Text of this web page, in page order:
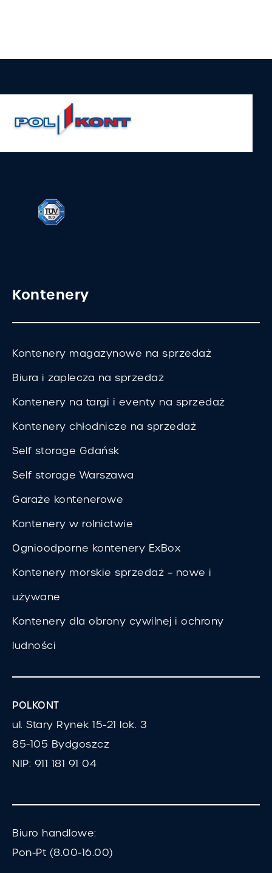
Kontenery
Kontenery magazynowe na sprzedaż
Biura i zaplecza na sprzedaż
Kontenery na targi i eventy na sprzedaż
Kontenery chłodnicze na sprzedaż
Self storage Gdańsk
Self storage Warszawa
Garaże kontenerowe
Kontenery w rolnictwie
Ognioodporne kontenery ExBox
Kontenery morskie sprzedaż – nowe i
używane
Kontenery dla obrony cywilnej i ochrony
ludności
POLKONT
ul. Stary Rynek 15-21 lok. 3
85-105 Bydgoszcz
NIP: 911 181 91 04
Biuro handlowe:
Pon-Pt (8.00-16.00)